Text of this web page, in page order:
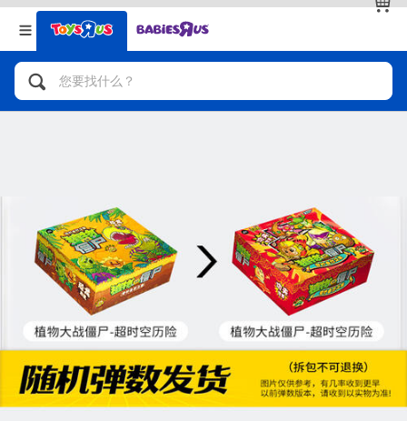
返回
分类目录
人气英雄，角色扮演，射击玩具
拼砌组合及乐高LEGO
玩具车，货车，火车及遥控系列
手工艺，文具，蜡笔，泥胶，画板
娃娃，芭比，收藏公仔
返回
品牌
查看全部